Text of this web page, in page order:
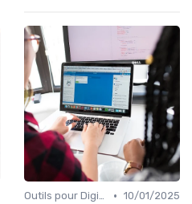
Outils pour Digital Worker • 10/01/2025